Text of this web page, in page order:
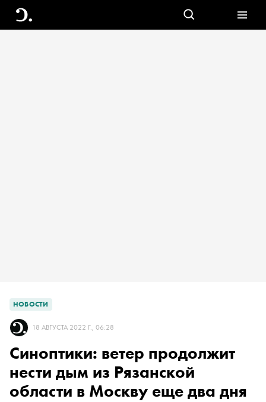
НОВОСТИ
18 АВГУСТА 2022 Г., 06:28
Синоптики: ветер продолжит
нести дым из Рязанской
области в Москву еще два дня